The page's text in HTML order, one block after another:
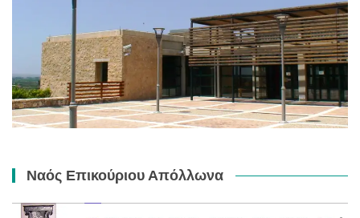
Ναός Επικούριου Απόλλωνα